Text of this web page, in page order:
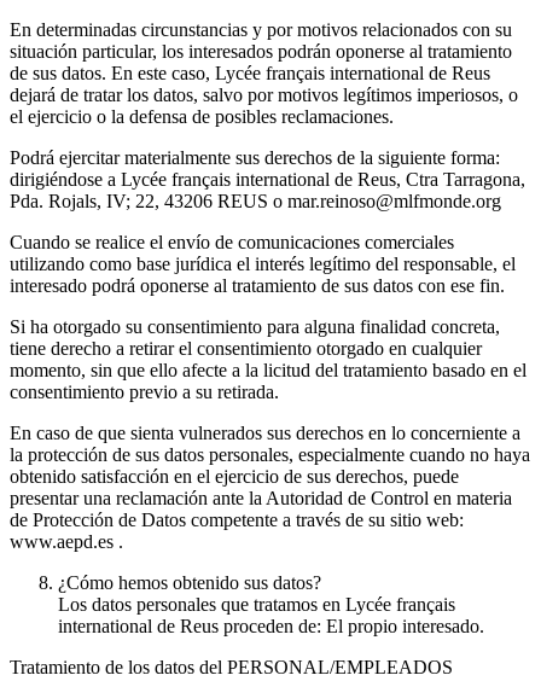
En determinadas circunstancias y por motivos relacionados con su
situación particular, los interesados podrán oponerse al tratamiento
de sus datos. En este caso, Lycée français international de Reus
dejará de tratar los datos, salvo por motivos legítimos imperiosos, o
el ejercicio o la defensa de posibles reclamaciones.
Podrá ejercitar materialmente sus derechos de la siguiente forma:
dirigiéndose a Lycée français international de Reus, Ctra Tarragona,
Pda. Rojals, IV; 22, 43206 REUS o mar.reinoso@mlfmonde.org
Cuando se realice el envío de comunicaciones comerciales
utilizando como base jurídica el interés legítimo del responsable, el
interesado podrá oponerse al tratamiento de sus datos con ese fin.
Si ha otorgado su consentimiento para alguna finalidad concreta,
tiene derecho a retirar el consentimiento otorgado en cualquier
momento, sin que ello afecte a la licitud del tratamiento basado en el
consentimiento previo a su retirada.
En caso de que sienta vulnerados sus derechos en lo concerniente a
la protección de sus datos personales, especialmente cuando no haya
obtenido satisfacción en el ejercicio de sus derechos, puede
presentar una reclamación ante la Autoridad de Control en materia
de Protección de Datos competente a través de su sitio web:
www.aepd.es .
¿Cómo hemos obtenido sus datos?
Los datos personales que tratamos en Lycée français
international de Reus proceden de: El propio interesado.
Tratamiento de los datos del PERSONAL/EMPLEADOS